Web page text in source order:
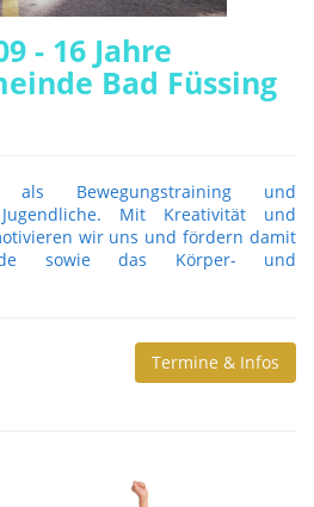
- 16 Jahre
Bad Füssing
Bewegungstraining und
Mit Kreativität und
wir uns und fördern damit
sowie das Körper- und
Termine & Infos